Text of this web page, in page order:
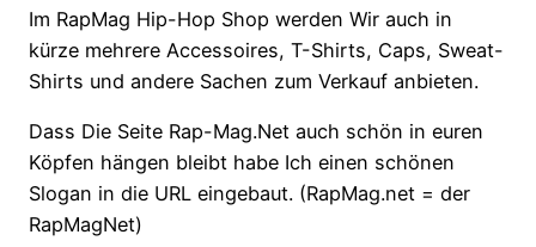
Im RapMag Hip-Hop Shop werden Wir auch in
kürze mehrere Accessoires, T-Shirts, Caps, Sweat-
Shirts und andere Sachen zum Verkauf anbieten.
Dass Die Seite Rap-Mag.Net auch schön in euren
Köpfen hängen bleibt habe Ich einen schönen
Slogan in die URL eingebaut. (RapMag.net = der
RapMagNet)